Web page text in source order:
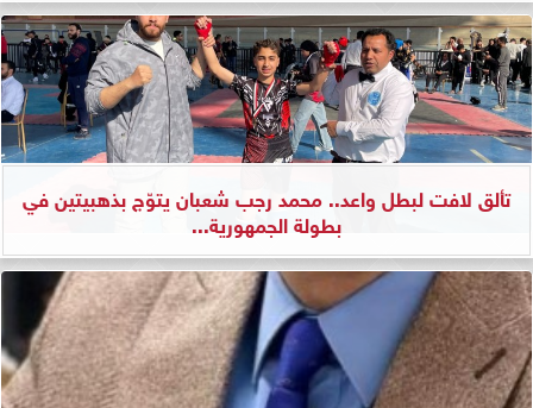
تألق لافت لبطل واعد.. محمد رجب شعبان يتوّج بذهبيتين في
بطولة الجمهورية...